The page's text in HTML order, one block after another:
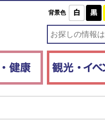
背景色 白